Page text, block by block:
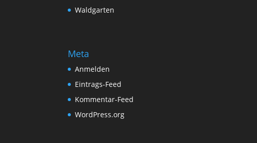
Waldgarten
Meta
Anmelden
Eintrags-Feed
Kommentar-Feed
WordPress.org